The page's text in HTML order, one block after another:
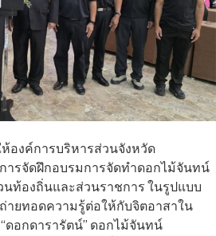
องค์การบริหารส่วนจังหวัด
ารจัดฝึกอบรมการจัดทำดอกไม้จันทน์
ท้องถิ่นและส่วนราชการ ในรูปแบบ
ายทอดความรู้ต่อให้กับจิตอาสาใน
ดอกดารารัตน์” ดอกไม้จันทน์